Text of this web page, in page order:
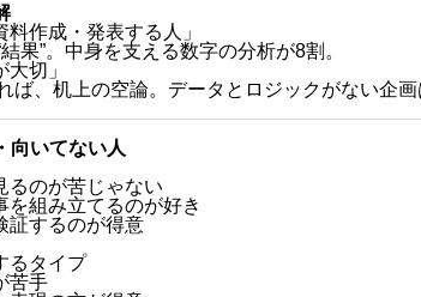
料作成・発表する人」
果”。中身を支える数字の分析が8割。
大切」
ば、机上の空論。データとロジックがない企画
向いてない人
るのが苦じゃない
を組み立てるのが好き
証するのが得意
るタイプ
苦手